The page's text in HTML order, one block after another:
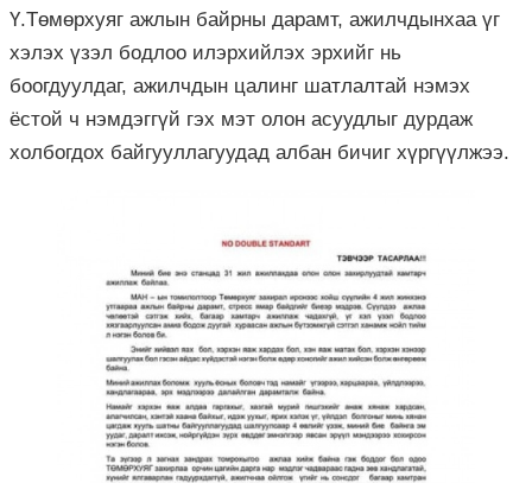
Ү.Төмөрхуяг ажлын байрны дарамт, ажилчдынхаа үг
хэлэх үзэл бодлоо илэрхийлэх эрхийг нь
боогдуулдаг, ажилчдын цалинг шатлалтай нэмэх
ёстой ч нэмдэггүй гэх мэт олон асуудлыг дурдаж
холбогдох байгууллагуудад албан бичиг хүргүүлжээ.